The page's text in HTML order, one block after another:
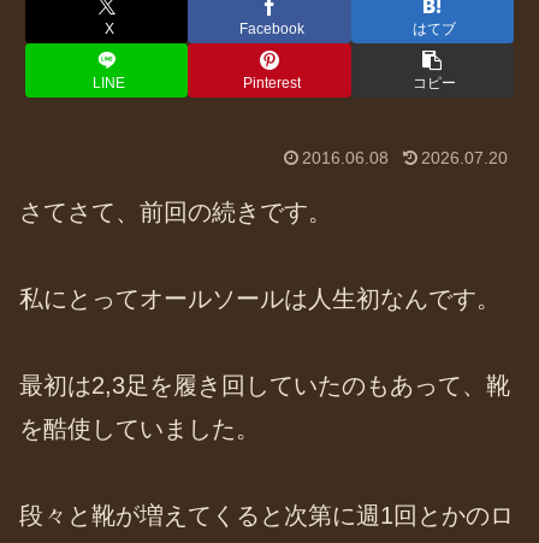
X Facebook はてブ
LINE Pinterest コピー
2016.06.08 2026.07.20
さてさて、前回の続きです。
私にとってオールソールは人生初なんです。
最初は2,3足を履き回していたのもあって、靴
を酷使していました。
段々と靴が増えてくると次第に週1回とかのロ